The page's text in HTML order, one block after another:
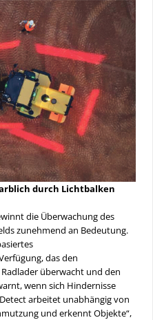
durch Lichtbalken
die Überwachung des
zunehmend an Bedeutung.
das den
überwacht und den
wenn sich Hindernisse
arbeitet unabhängig von
und erkennt Objekte“,